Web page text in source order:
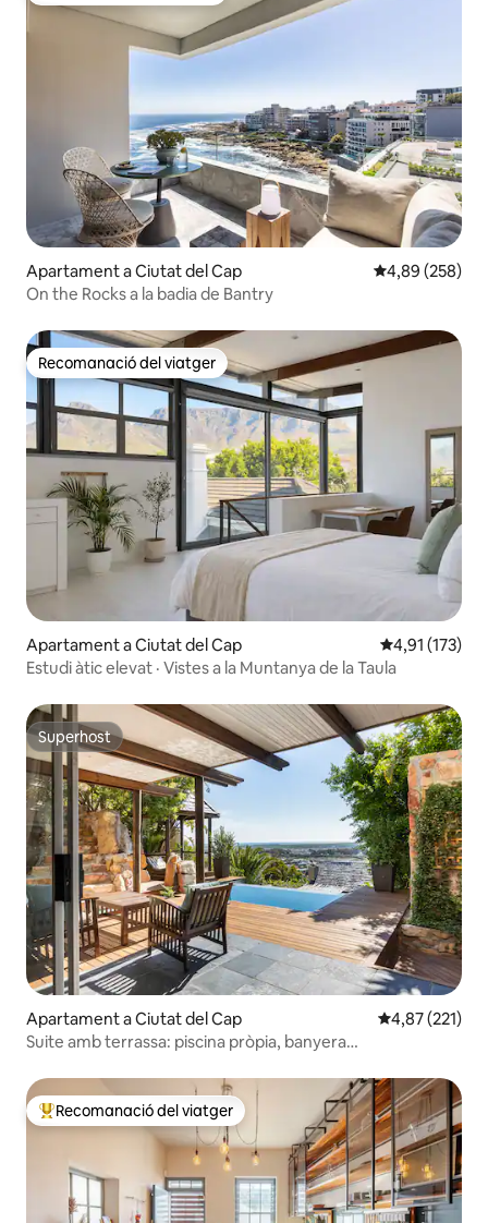
Apartament a Ciutat del Cap 4,89 de
4,89 (258)
On the Rocks a la badia de Bantry
Recomanació del viatger
Recomanació del viatger
Apartament a Ciutat del Cap 4,91 de
4,91 (173)
Estudi àtic elevat · Vistes a la Muntanya de la Taula
Superhost
Superhost
Apartament a Ciutat del Cap 4,87 de
4,87 (221)
Suite amb terrassa: piscina pròpia, banyera
Principals recomanacions dels viatgers
Recomanació del viatger